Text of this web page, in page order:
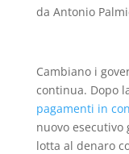
da Antonio
Cambiano i
continua. Dopo
pagamenti in
nuovo
lotta al denaro